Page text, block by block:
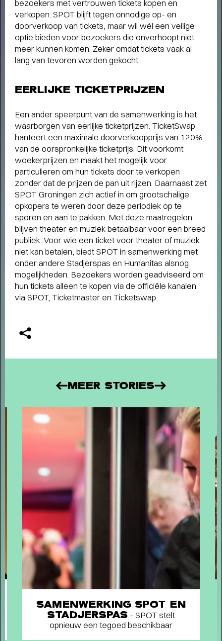
Terugblik
WAT EEN JAAR MET FUSE!- Terugblik
op Fuse als Artist in Residence
Short story
WAAROM MEMBER WORDEN? - Als
member steun je ons én profiteer je van veel
voordelen, zoals voorrang bij de kaartverkoop.
bezoekers met vertrouwen tickets kopen en
verkopen. SPOT blijft tegen onnodige op- en
doorverkoop van tickets, maar wil wél een veilige
optie bieden voor bezoekers die onverhoopt niet
meer kunnen komen. Zeker omdat tickets vaak al
lang van tevoren worden gekocht.
EERLIJKE TICKETPRIJZEN
Een ander speerpunt van de samenwerking is het
waarborgen van eerlijke ticketprijzen. TicketSwap
hanteert een maximale doorverkoopprijs van 120%
van de oorspronkelijke ticketprijs. Dit voorkomt
woekerprijzen en maakt het mogelijk voor
particulieren om hun tickets door te verkopen
zonder dat de prijzen de pan uit rijzen. Daarnaast zet
SPOT Groningen zich actief in om grootschalige
opkopers te weren door deze periodiek op te
sporen en aan te pakken. Met deze maatregelen
blijven theater en muziek betaalbaar voor een breed
publiek. Voor wie een ticket voor theater of muziek
niet kan betalen, biedt SPOT in samenwerking met
onder andere Stadjerspas en Humanitas alsnog
mogelijkheden. Bezoekers worden geadviseerd om
hun tickets alleen te kopen via de officiële kanalen:
via SPOT, Ticketmaster en Ticketswap.
MEER STORIES
SAMENWERKING SPOT EN
STADJERSPAS - SPOT stelt
opnieuw een tegoed beschikbaar